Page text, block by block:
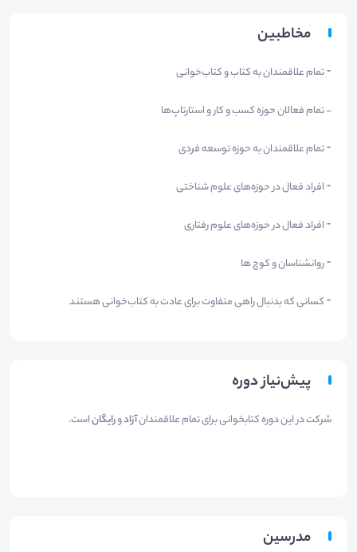
مخاطبین
⁃ تمام علاقمندان به کتاب و کتاب‌خوانی
- تمام فعالان حوزه کسب و کار و استارتاپ‌ها
⁃ تمام علاقمندان به حوزه توسعه فردی
⁃ افراد فعال در حوزه‌های علوم شناختی
⁃ افراد فعال در حوزه‌های علوم رفتاری
⁃ روانشناسان و کوچ ها
⁃ کسانی که بدنبال راهی متفاوت برای عادت به کتاب‌خوانی هستند
پیش‌نیاز دوره
شرکت در این دوره کتابخوانی برای تمام علاقمندانآزادورایگاناست.
مدرسین